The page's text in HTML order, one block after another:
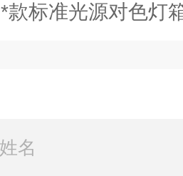
*款标准光源对色灯